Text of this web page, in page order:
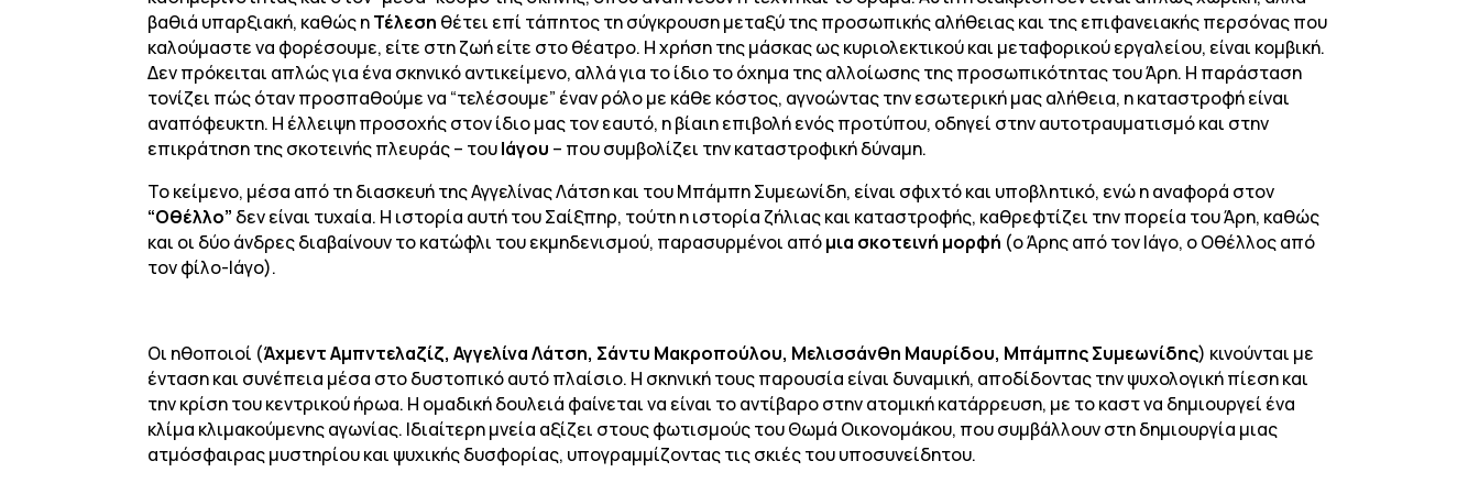
βαθιά υπαρξιακή, καθώς ηΤέλεση θέτει επί τάπητος τη σύγκρουση μεταξύ της προσωπικής αλήθειας και της επιφανειακής περσόνας που
καλούμαστε να φορέσουμε, είτε στη ζωή είτε στο θέατρο. Η χρήση της μάσκας ως κυριολεκτικού και μεταφορικού εργαλείου, είναι κομβική.
Δεν πρόκειται απλώς για ένα σκηνικό αντικείμενο, αλλά για το ίδιο το όχημα της αλλοίωσης της προσωπικότητας του Άρη. Η παράσταση
τονίζει πώς όταν προσπαθούμε να “τελέσουμε” έναν ρόλο με κάθε κόστος, αγνοώντας την εσωτερική μας αλήθεια, η καταστροφή είναι
αναπόφευκτη. Η έλλειψη προσοχής στον ίδιο μας τον εαυτό, η βίαιη επιβολή ενός προτύπου, οδηγεί στην αυτoτραυματισμό και στην
επικράτηση της σκοτεινής πλευράς – τουΙάγου – που συμβολίζει την καταστροφική δύναμη.
Το κείμενο, μέσα από τη διασκευή της Αγγελίνας Λάτση και του Μπάμπη Συμεωνίδη, είναι σφιχτό και υποβλητικό, ενώ η αναφορά στον
“Οθέλλο” δεν είναι τυχαία. Η ιστορία αυτή του Σαίξπηρ, τούτη η ιστορία ζήλιας και καταστροφής, καθρεφτίζει την πορεία του Άρη, καθώς
και οι δύο άνδρες διαβαίνουν το κατώφλι του εκμηδενισμού, παρασυρμένοι απόμια σκοτεινή μορφή (ο Άρης από τον Ιάγο, ο Οθέλλος από
τον φίλο-Ιάγο).
Οι ηθοποιοί (Άχμεντ Αμπντελαζίζ, Αγγελίνα Λάτση, Σάντυ Μακροπούλου, Μελισσάνθη Μαυρίδου, Μπάμπης Συμεωνίδης) κινούνται με
ένταση και συνέπεια μέσα στο δυστοπικό αυτό πλαίσιο. Η σκηνική τους παρουσία είναι δυναμική, αποδίδοντας την ψυχολογική πίεση και
την κρίση του κεντρικού ήρωα. Η ομαδική δουλειά φαίνεται να είναι το αντίβαρο στην ατομική κατάρρευση, με το καστ να δημιουργεί ένα
κλίμα κλιμακούμενης αγωνίας. Ιδιαίτερη μνεία αξίζει στους φωτισμούς του Θωμά Οικονομάκου, που συμβάλλουν στη δημιουργία μιας
ατμόσφαιρας μυστηρίου και ψυχικής δυσφορίας, υπογραμμίζοντας τις σκιές του υποσυνείδητου.